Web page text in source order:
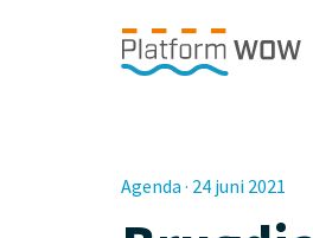
Agenda · 24 juni 2021